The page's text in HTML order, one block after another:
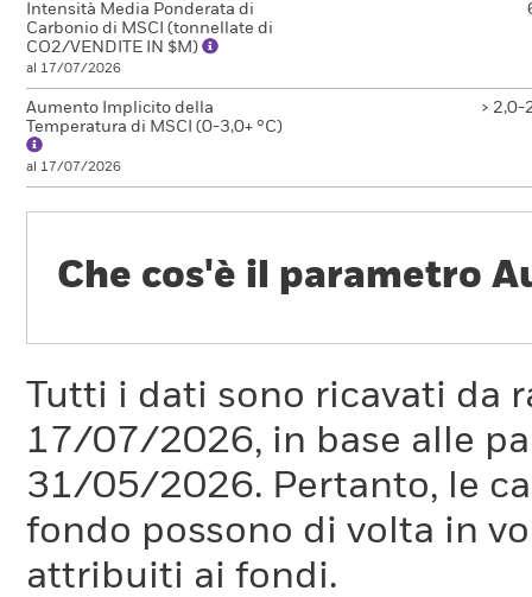
Intensità Media Ponderata di
Carbonio di MSCI (tonnellate di
CO2/VENDITE IN $M)
al 17/07/2026
Aumento Implicito della
Temperatura di MSCI (0-3,0+ °C)
al 17/07/2026
> 2,0-
Che cos'è il parametro
questo parametro
Il cambiamento climatico
storia dell'umanità e avrà
investitori. Per affrontare
Tutti i dati sono ricavati da
17/07/2026, in base alle
31/05/2026. Pertanto, le
fondo possono di volta in
attribuiti ai fondi.